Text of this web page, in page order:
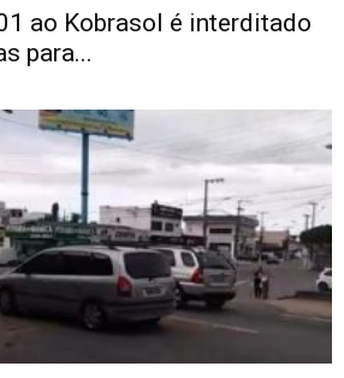
ao Kobrasol é interditado
para...